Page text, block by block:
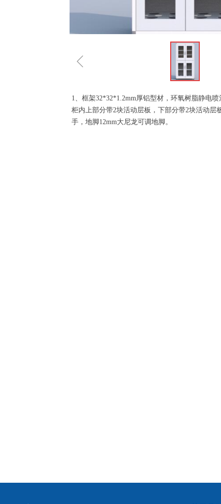
ꁆ
1、框架32*32*1.2mm厚铝型材，环氧树脂静电
柜内上部分带2块活动层板，下部分带2块活动层
手，地脚12mm大尼龙可调地脚。